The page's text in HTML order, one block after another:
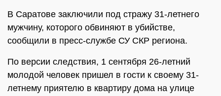
В Саратове заключили под стражу 31-летнего
мужчину, которого обвиняют в убийстве,
сообщили в пресс-службе СУ СКР региона.
По версии следствия, 1 сентября 26-летний
молодой человек пришел в гости к своему 31-
летнему приятелю в квартиру дома на улице